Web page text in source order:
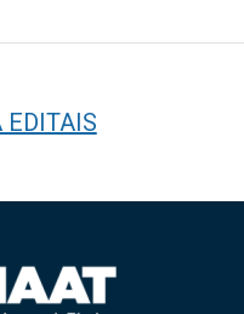
EDITAIS